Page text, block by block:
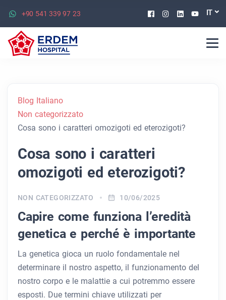
+90 541 339 97 23 Facebook
Instagram
Linkedin
IT
Blog Italiano
Non categorizzato
Cosa sono i caratteri omozigoti ed eterozigoti?
Cosa sono i caratteri
omozigoti ed eterozigoti?
NON CATEGORIZZATO 10/06/2025
Capire come funziona l’eredità
genetica e perché è importante
La genetica gioca un ruolo fondamentale nel
determinare il nostro aspetto, il funzionamento del
nostro corpo e le malattie a cui potremmo essere
esposti. Due termini chiave utilizzati per